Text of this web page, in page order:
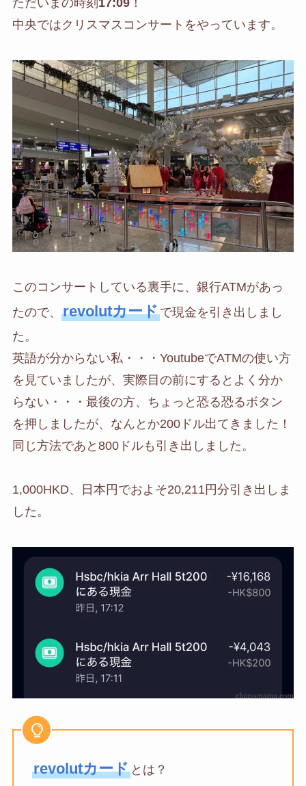
ただいまの時刻 17:09！
中央ではクリスマスコンサートをやっています。
このコンサートしている裏手に、銀行ATMがあっ
たので、 revolutカードで現金を引き出しまし
た。
英語が分からない私・・・YoutubeでATMの使い方
を見ていましたが、実際目の前にするとよく分か
らない・・・最後の方、ちょっと恐る恐るボタン
を押しましたが、なんとか200ドル出てきました！
同じ方法であと800ドルも引き出しました。
1,000HKD、日本円でおよそ20,211円分引き出しま
した。
revolutカードとは？